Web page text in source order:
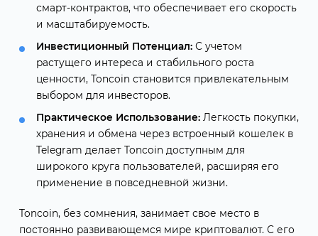
смарт-контрактов, что обеспечивает его скорость
и масштабируемость.
Инвестиционный Потенциал:С учетом
растущего интереса и стабильного роста
ценности, Toncoin становится привлекательным
выбором для инвесторов.
Практическое Использование:Легкость покупки,
хранения и обмена через встроенный кошелек в
Telegram делает Toncoin доступным для
широкого круга пользователей, расширяя его
применение в повседневной жизни.
Toncoin, без сомнения, занимает свое место в
постоянно развивающемся мире криптовалют. С его